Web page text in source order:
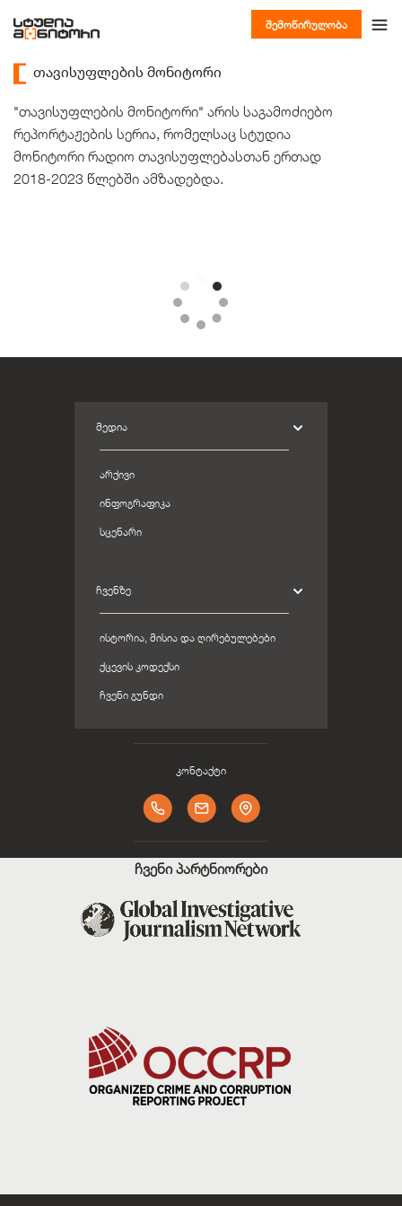
შემოწირულობა
თავისუფლების მონიტორი
"თავისუფლების მონიტორი" არის საგამოძიებო
რეპორტაჟების სერია, რომელსაც სტუდია
მონიტორი რადიო თავისუფლებასთან ერთად
2018-2023 წლებში ამზადებდა.
ᲛᲔᲓᲘᲐ
ᲐᲠᲥᲘᲕᲘ
ᲘᲜᲤᲝᲒᲠᲐᲤᲘᲙᲐ
ᲡᲪᲔᲜᲐᲠᲘ
ᲩᲕᲔᲜᲖᲔ
ᲘᲡᲢᲝᲠᲘᲐ, ᲛᲘᲡᲘᲐ ᲓᲐ ᲦᲘᲠᲔᲑᲣᲚᲔᲑᲔᲑᲘ
ᲥᲪᲔᲕᲘᲡ ᲙᲝᲓᲔᲥᲡᲘ
ᲩᲕᲔᲜᲘ ᲒᲣᲜᲓᲘ
კონტაქტი
ჩვენი პარტნიორები